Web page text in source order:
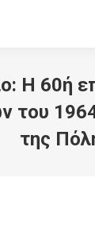
Η 60ή
του
της